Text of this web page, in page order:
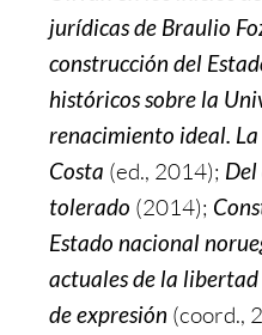
jurídicas de Braulio
construcción del
históricos sobre la
renacimiento ideal.
Costa (ed., 2014);
tolerado (2014);
Estado nacional
actuales de la
de expresión (coord.,